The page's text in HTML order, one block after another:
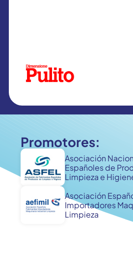
Promotores:
Asociación
Españoles de
Limpieza e
Asociación
Importadores
Limpieza